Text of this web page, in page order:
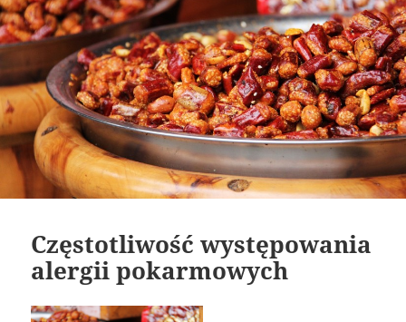
Częstotliwość występowania
alergii pokarmowych